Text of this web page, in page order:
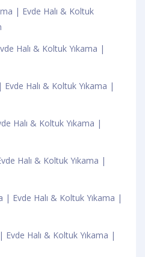
| Evde Halı & Koltuk
Halı & Koltuk Yıkama |
Evde Halı & Koltuk Yıkama |
Halı & Koltuk Yıkama |
Halı & Koltuk Yıkama |
| Evde Halı & Koltuk Yıkama |
Evde Halı & Koltuk Yıkama |